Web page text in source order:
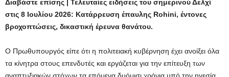
Διαβάστε επίσης | Τελευταίες ειδήσεις του σημερινού Δελχί
στις 8 Ιουλίου 2026: Κατάρρευση έπαυλης Rohini, έντονες
βροχοπτώσεις, δικαστική έρευνα θανάτου.
Ο Πρωθυπουργός είπε ότι η πολιτειακή κυβέρνηση έχει ανοίξει όλα
τα κίνητρα στους επενδυτές και εργάζεται για την επίτευξη των